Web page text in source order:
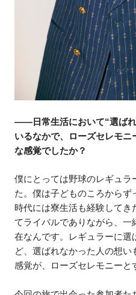
——日常生活において“選ば
いるなかで、ローズセレモ
な感覚でしたか？
僕にとっては野球のレギュラ
た。僕は子どものころから
時代には寮生活も経験してき
てライバルでありながら、
在なんです。レギュラーに選
ど、選ばれなかった人の想
感覚が、ローズセレモニーと